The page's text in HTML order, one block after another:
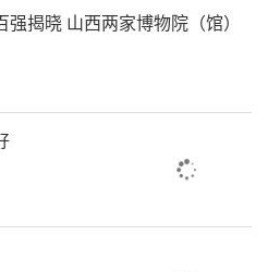
揭晓 山西两家博物院（馆）